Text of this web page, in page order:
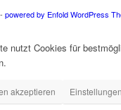
powered by Enfold WordPress
nutzt Cookies für
akzeptieren